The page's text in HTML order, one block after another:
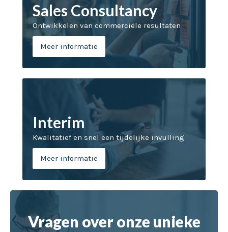
Sales Consultancy
Ontwikkelen van commerciële resultaten
Meer informatie
Interim
Kwalitatief en snel een tijdelijke invulling
Meer informatie
Vragen over onze unieke